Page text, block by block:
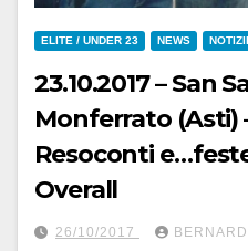
ELITE / UNDER 23 NEWS
23.10.2017 – San
Monferrato (Asti)
Resoconti
Overall
26/10/2017